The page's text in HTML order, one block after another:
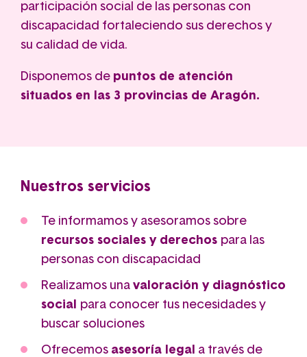
participación social de las personas con
discapacidad fortaleciendo sus derechos y
su calidad de vida.
Disponemos de puntos de atención
situados en las 3 provincias de Aragón.
Nuestros servicios
Te informamos y asesoramos sobre
recursos sociales y derechos para las
personas con discapacidad
Realizamos una valoración y diagnóstico
social para conocer tus necesidades y
buscar soluciones
Ofrecemos asesoría legal a través de